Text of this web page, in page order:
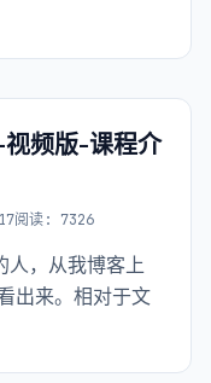
频版-课程介
阅读: 7326
人，从我博客上
出来。相对于文